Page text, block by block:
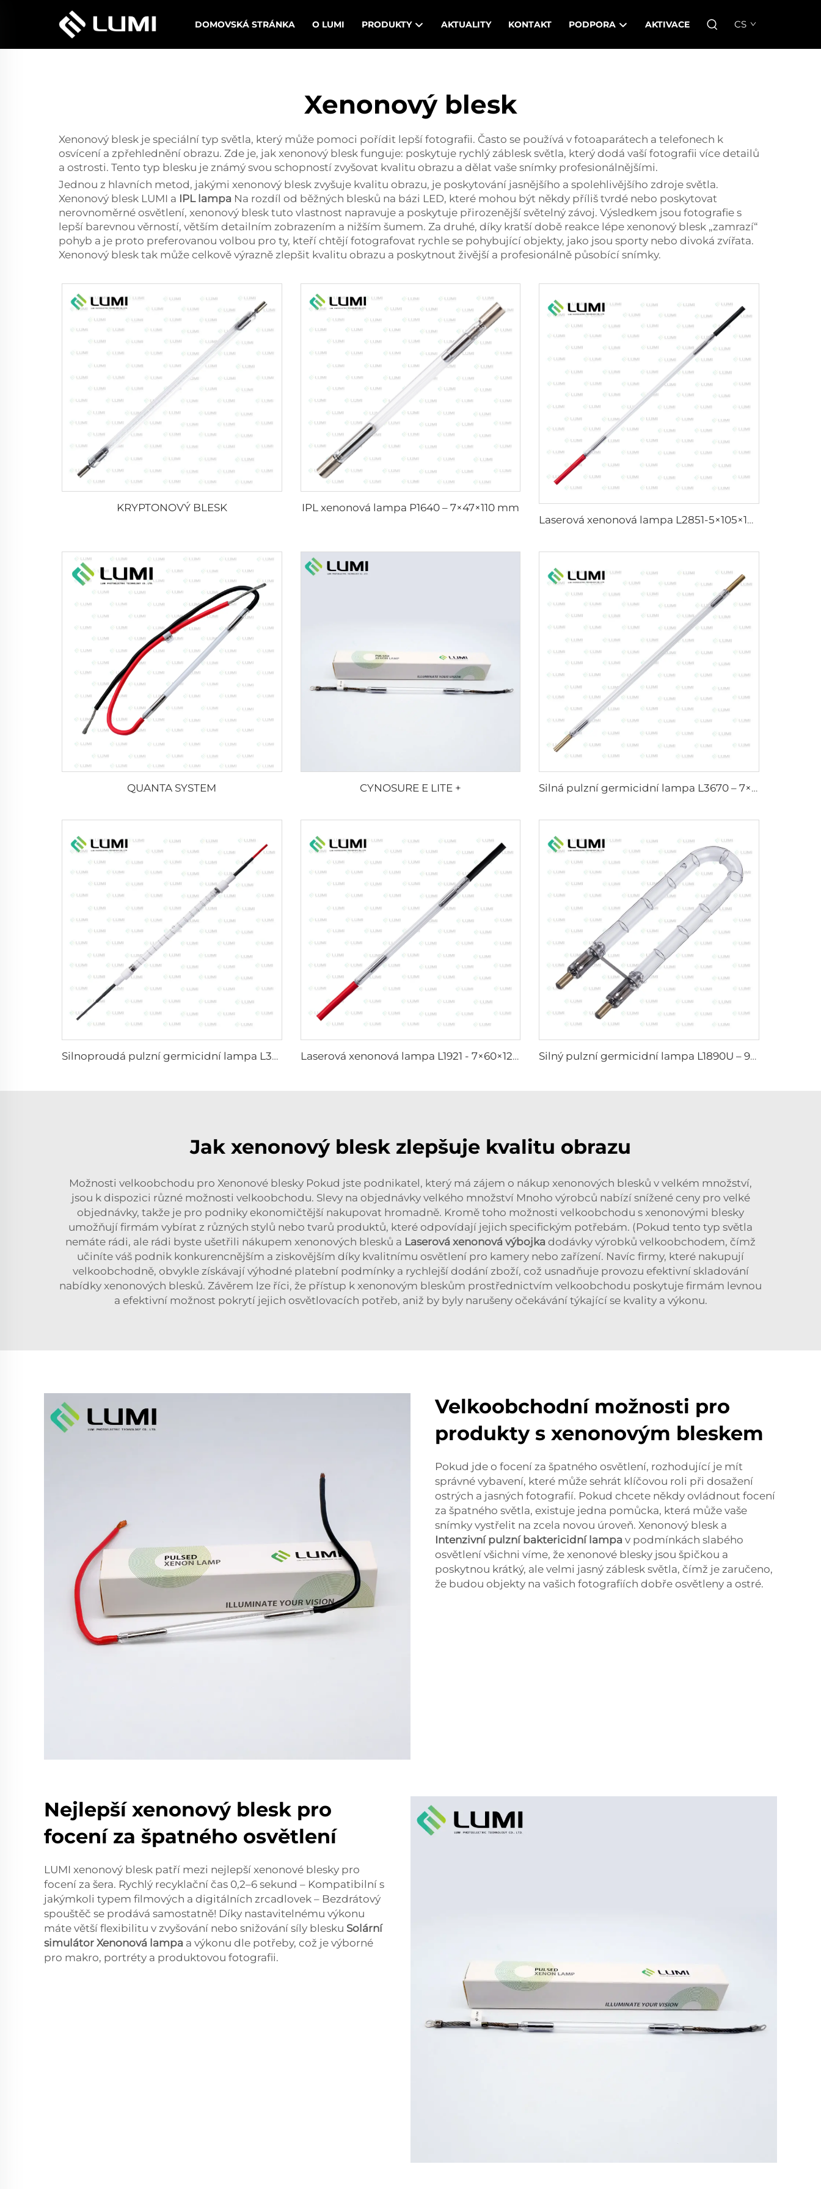
DOMOVSKÁ STRÁNKA O LUMI PRODUKTY AKTUALITY KONTAKT PODPORA AKTIVACE CS
Xenonový blesk
Xenonový blesk je speciální typ světla, který může pomoci pořídit lepší fotografii. Často se používá v fotoaparátech a telefonech k
osvícení a zpřehlednění obrazu. Zde je, jak xenonový blesk funguje: poskytuje rychlý záblesk světla, který dodá vaší fotografii více detailů
a ostrosti. Tento typ blesku je známý svou schopností zvyšovat kvalitu obrazu a dělat vaše snímky profesionálnějšími.
Jednou z hlavních metod, jakými xenonový blesk zvyšuje kvalitu obrazu, je poskytování jasnějšího a spolehlivějšího zdroje světla.
Xenonový blesk LUMI a IPL lampa Na rozdíl od běžných blesků na bázi LED, které mohou být někdy příliš tvrdé nebo poskytovat
nerovnoměrné osvětlení, xenonový blesk tuto vlastnost napravuje a poskytuje přirozenější světelný závoj. Výsledkem jsou fotografie s
lepší barevnou věrností, větším detailním zobrazením a nižším šumem. Za druhé, díky kratší době reakce lépe xenonový blesk „zamrazí“
pohyb a je proto preferovanou volbou pro ty, kteří chtějí fotografovat rychle se pohybující objekty, jako jsou sporty nebo divoká zvířata.
Xenonový blesk tak může celkově výrazně zlepšit kvalitu obrazu a poskytnout živější a profesionálně působící snímky.
KRYPTONOVÝ BLESK IPL xenonová lampa P1640 – 7×47×110 mm
Laserová xenonová lampa L2851-5×105×175 mm
QUANTA SYSTEM CYNOSURE E LITE + Silná pulzní germicidní lampa L3670 – 7×160×200 mm
Silnoproudá pulzní germicidní lampa L3031 – 8×130×165 mm (vodič) Laserová xenonová lampa L1921 - 7×60×125 mm Silný pulzní germicidní lampa L1890U – 9×40×140U mm
Jak xenonový blesk zlepšuje kvalitu obrazu
Možnosti velkoobchodu pro Xenonové blesky Pokud jste podnikatel, který má zájem o nákup xenonových blesků v velkém množství,
jsou k dispozici různé možnosti velkoobchodu. Slevy na objednávky velkého množství Mnoho výrobců nabízí snížené ceny pro velké
objednávky, takže je pro podniky ekonomičtější nakupovat hromadně. Kromě toho možnosti velkoobchodu s xenonovými blesky
umožňují firmám vybírat z různých stylů nebo tvarů produktů, které odpovídají jejich specifickým potřebám. (Pokud tento typ světla
nemáte rádi, ale rádi byste ušetřili nákupem xenonových blesků a Laserová xenonová výbojka dodávky výrobků velkoobchodem, čímž
učiníte váš podnik konkurencnějším a ziskovějším díky kvalitnímu osvětlení pro kamery nebo zařízení. Navíc firmy, které nakupují
velkoobchodně, obvykle získávají výhodné platební podmínky a rychlejší dodání zboží, což usnadňuje provozu efektivní skladování
nabídky xenonových blesků. Závěrem lze říci, že přístup k xenonovým bleskům prostřednictvím velkoobchodu poskytuje firmám levnou
a efektivní možnost pokrytí jejich osvětlovacích potřeb, aniž by byly narušeny očekávání týkající se kvality a výkonu.
Velkoobchodní možnosti pro
produkty s xenonovým bleskem
Pokud jde o focení za špatného osvětlení, rozhodující je mít
správné vybavení, které může sehrát klíčovou roli při dosažení
ostrých a jasných fotografií. Pokud chcete někdy ovládnout focení
za špatného světla, existuje jedna pomůcka, která může vaše
snímky vystřelit na zcela novou úroveň. Xenonový blesk a
Intenzivní pulzní baktericidní lampa v podmínkách slabého
osvětlení všichni víme, že xenonové blesky jsou špičkou a
poskytnou krátký, ale velmi jasný záblesk světla, čímž je zaručeno,
že budou objekty na vašich fotografiích dobře osvětleny a ostré.
Nejlepší xenonový blesk pro
focení za špatného osvětlení
LUMI xenonový blesk patří mezi nejlepší xenonové blesky pro
focení za šera. Rychlý recyklační čas 0,2–6 sekund – Kompatibilní s
jakýmkoli typem filmových a digitálních zrcadlovek – Bezdrátový
spouštěč se prodává samostatně! Díky nastavitelnému výkonu
máte větší flexibilitu v zvyšování nebo snižování síly blesku Solární
simulátor Xenonová lampa a výkonu dle potřeby, což je výborné
pro makro, portréty a produktovou fotografii.